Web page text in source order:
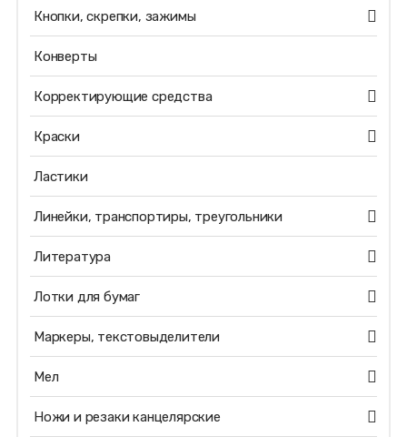
Кнопки, скрепки, зажимы
Конверты
Корректирующие средства
Краски
Ластики
Линейки, транспортиры, треугольники
Литература
Лотки для бумаг
Маркеры, текстовыделители
Мел
Ножи и резаки канцелярские